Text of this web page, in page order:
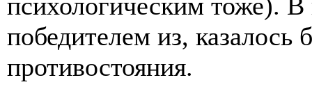
победителем из,
противостояния.